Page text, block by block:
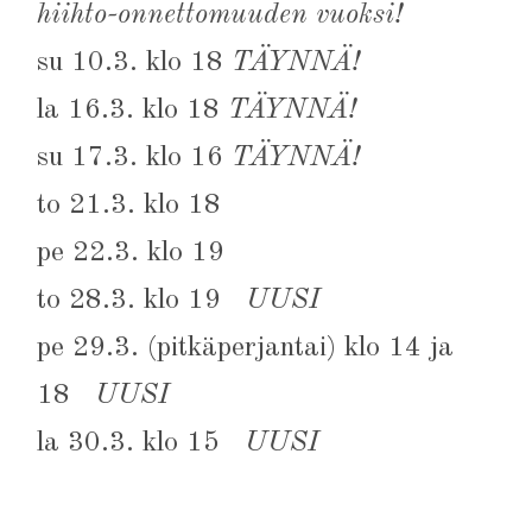
hiihto-onnettomuuden vuoksi!
su 10.3. klo 18 TÄYNNÄ!
la 16.3. klo 18 TÄYNNÄ!
su 17.3. klo 16 TÄYNNÄ!
to 21.3. klo 18
pe 22.3. klo 19
to 28.3. klo 19
UUSI
pe 29.3. (pitkäperjantai) klo 14 ja
18
UUSI
la 30.3. klo 15
UUSI